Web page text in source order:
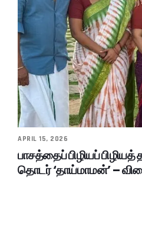
APRIL 15, 2026
பாசத்தைப் பிழியப் பிழியத்
தொடர் ‘தாய்மாமன்’ –